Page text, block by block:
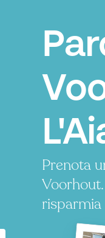
Prenota
risparmia